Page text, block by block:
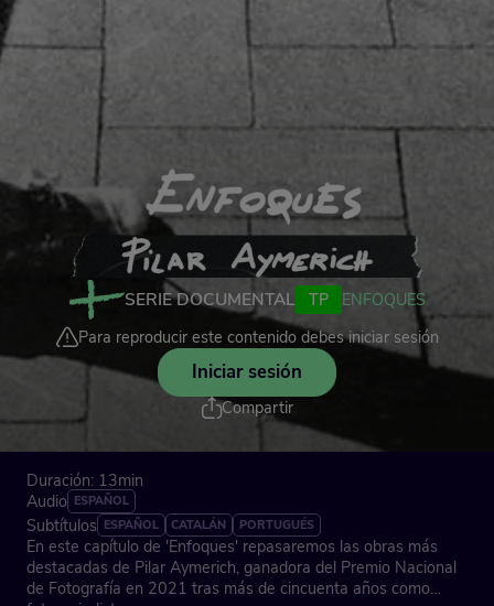
SERIE DOCUMENTAL TP
ENFOQUES
Para reproducir este contenido debes iniciar sesión
Iniciar sesión
Compartir
Duración: 13min
Audio ESPAÑOL
Subtítulos ESPAÑOL CATALÁN PORTUGUÉS
En este capítulo de 'Enfoques' repasaremos las obras más
destacadas de Pilar Aymerich, ganadora del Premio Nacional
de Fotografía en 2021 tras más de cincuenta años como